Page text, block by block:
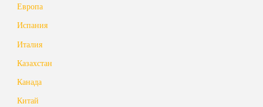
Европа
Испания
Италия
Казахстан
Канада
Китай